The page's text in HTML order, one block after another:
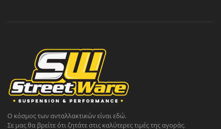
Ο κόσμος των ανταλλακτικών είναι εδώ.
Σε μας θα βρείτε ότι ζητάτε στις καλύτερες τιμές της αγοράς.